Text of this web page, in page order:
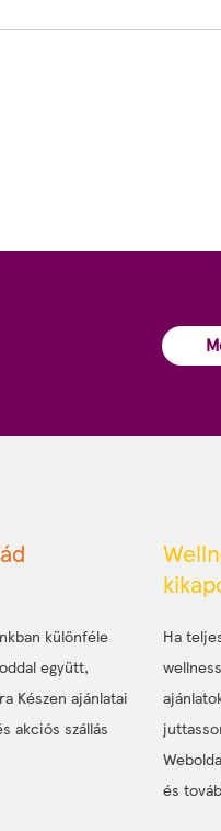
különféle
együtt,
Készen ajánlatai
akciós szállás
Ha
és